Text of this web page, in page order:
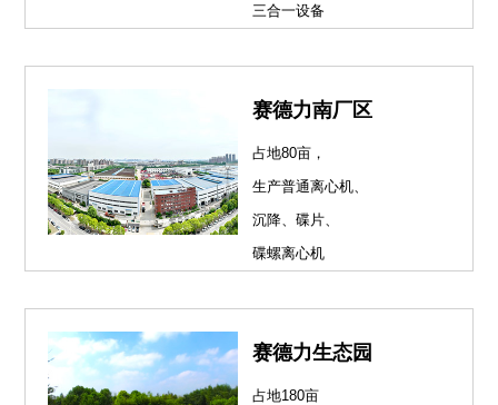
三合一设备
赛德力南厂区
占地80亩，
生产普通离心机、
沉降、碟片、
碟螺离心机
赛德力生态园
占地180亩